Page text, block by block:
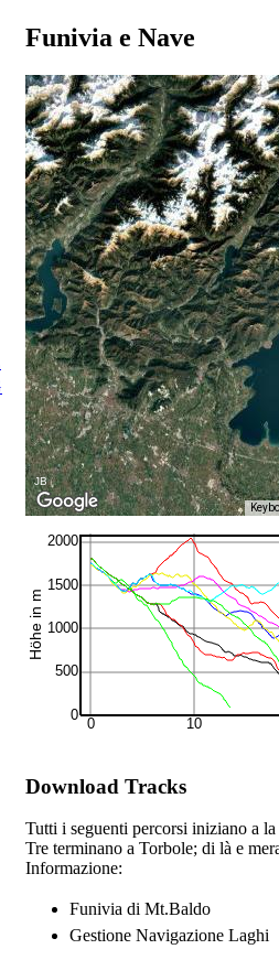
Funivia e Nave
JB
Download Tracks
Tutti i seguenti percorsi iniziano a
Tre terminano a Torbole; di là e
Informazione:
Funivia di Mt.Baldo
Gestione Navigazione Laghi